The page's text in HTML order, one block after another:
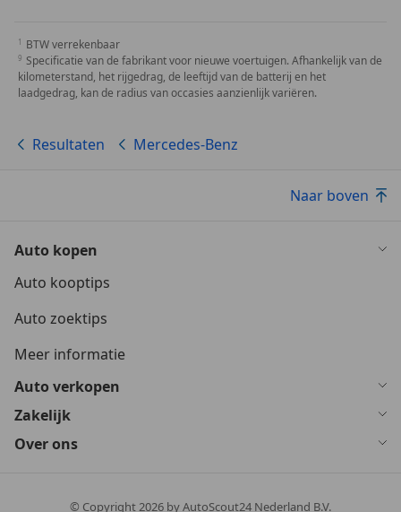
BTW verrekenbaar
Specificatie van de fabrikant voor nieuwe voertuigen. Afhankelijk van de
kilometerstand, het rijgedrag, de leeftijd van de batterij en het
laadgedrag, kan de radius van occasies aanzienlijk variëren.
Resultaten Mercedes-Benz
Naar boven
Auto kopen
Auto kooptips
Auto zoektips
Meer informatie
Auto verkopen
Zakelijk
Over ons
© Copyright2026 by AutoScout24 Nederland B.V.